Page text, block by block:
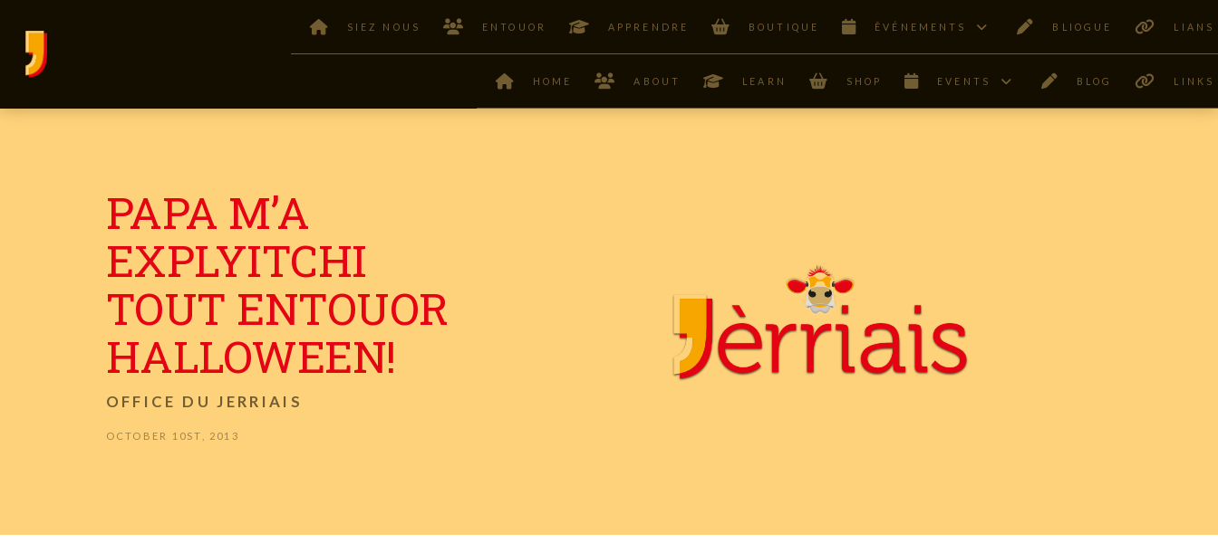
SIEZ NOUS ENTOUOR APPRENDRE BOUTIQUE ÊVÉNEMENTS BLIOGUE LIANS
HOME ABOUT LEARN SHOP EVENTS BLOG LINKS
PAPA M’A
EXPLYITCHI
TOUT ENTOUOR
HALLOWEEN!
OFFICE DU JERRIAIS
OCTOBER 10ST, 2013